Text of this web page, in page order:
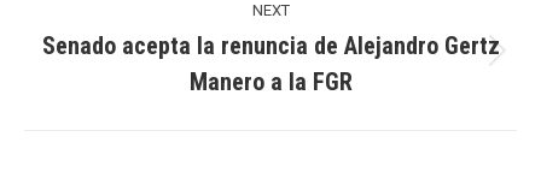
NEXT
post:
Senado acepta la renuncia de Alejandro Gertz
Manero a la FGR